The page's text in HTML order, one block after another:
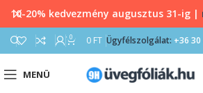
0 0 FT Ügyfélszolgálat: +36 30
MENÜ
10-20% kedvezmény augusztus 31-ig |